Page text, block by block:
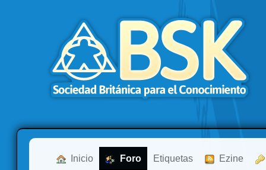
Inicio Foro Etiquetas Ezine